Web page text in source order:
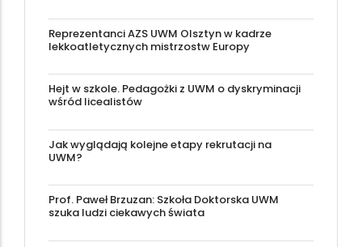
Reprezentanci AZS UWM Olsztyn w kadrze
lekkoatletycznych mistrzostw Europy
Hejt w szkole. Pedagożki z UWM o dyskryminacji
wśród licealistów
Jak wyglądają kolejne etapy rekrutacji na
UWM?
Prof. Paweł Brzuzan: Szkoła Doktorska UWM
szuka ludzi ciekawych świata